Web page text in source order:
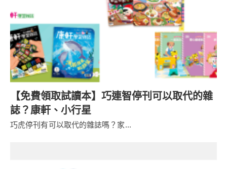
【免費領取試讀本】巧連智停刊可以取代的雜
誌？康軒、小行星
巧虎停刊有可以取代的雜誌嗎？家...